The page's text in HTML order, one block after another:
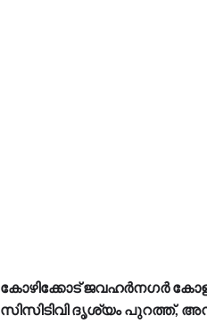
കോഴിക്കോട് ജവഹർനഗർ
സിസിടിവി ദൃശ്യം പുറത്ത്,